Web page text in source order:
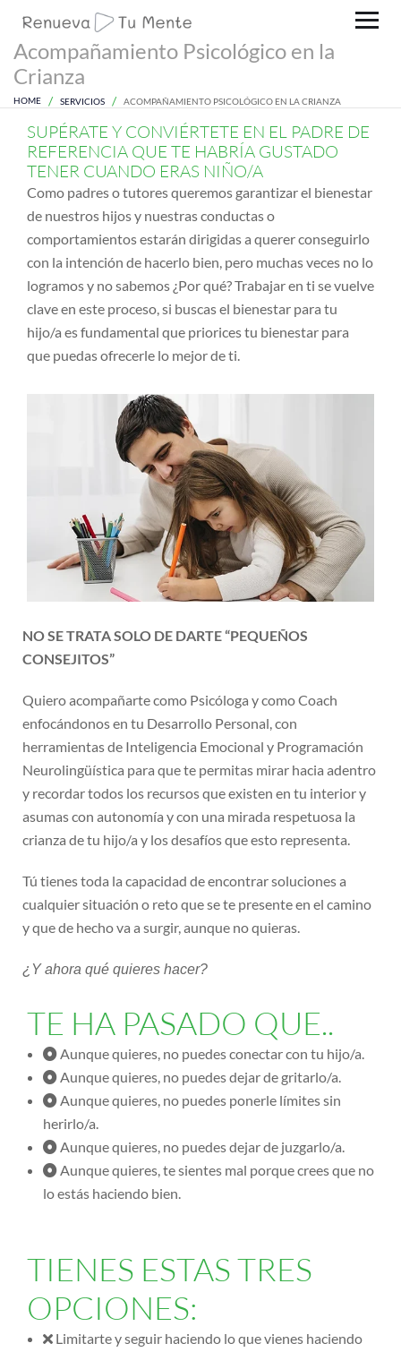
Acompañamiento Psicológico en la
Crianza
HOME SERVICIOS ACOMPAÑAMIENTO PSICOLÓGICO EN LA CRIANZA
SUPÉRATE Y CONVIÉRTETE EN EL PADRE DE
REFERENCIA QUE TE HABRÍA GUSTADO
TENER CUANDO ERAS NIÑO/A
Como padres o tutores queremos garantizar el bienestar
de nuestros hijos y nuestras conductas o
comportamientos estarán dirigidas a querer conseguirlo
con la intención de hacerlo bien, pero muchas veces no lo
logramos y no sabemos ¿Por qué? Trabajar en ti se vuelve
clave en este proceso, si buscas el bienestar para tu
hijo/a es fundamental que priorices tu bienestar para
que puedas ofrecerle lo mejor de ti.
NO SE TRATA SOLO DE DARTE “PEQUEÑOS
CONSEJITOS”
Quiero acompañarte como Psicóloga y como Coach
enfocándonos en tu Desarrollo Personal, con
herramientas de Inteligencia Emocional y Programación
Neurolingüística para que te permitas mirar hacia adentro
y recordar todos los recursos que existen en tu interior y
asumas con autonomía y con una mirada respetuosa la
crianza de tu hijo/a y los desafíos que esto representa.
Tú tienes toda la capacidad de encontrar soluciones a
cualquier situación o reto que se te presente en el camino
y que de hecho va a surgir, aunque no quieras.
¿Y ahora qué quieres hacer?
TE HA PASADO QUE..
Aunque quieres, no puedes conectar con tu hijo/a.
Aunque quieres, no puedes dejar de gritarlo/a.
Aunque quieres, no puedes ponerle límites sin
herirlo/a.
Aunque quieres, no puedes dejar de juzgarlo/a.
Aunque quieres, te sientes mal porque crees que no
lo estás haciendo bien.
TIENES ESTAS TRES
OPCIONES:
Limitarte y seguir haciendo lo que vienes haciendo